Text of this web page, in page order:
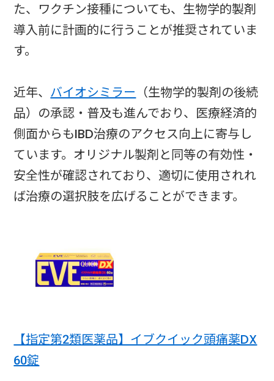
た、ワクチン接種についても、生物学的製剤
導入前に計画的に行うことが推奨されていま
す。
近年、 バイオシミラー （生物学的製剤の後続
品）の承認・普及も進んでおり、医療経済的
側面からもIBD治療のアクセス向上に寄与し
ています。オリジナル製剤と同等の有効性・
安全性が確認されており、適切に使用されれ
ば治療の選択肢を広げることができます。
【指定第2類医薬品】イブクイック頭痛薬DX
60錠